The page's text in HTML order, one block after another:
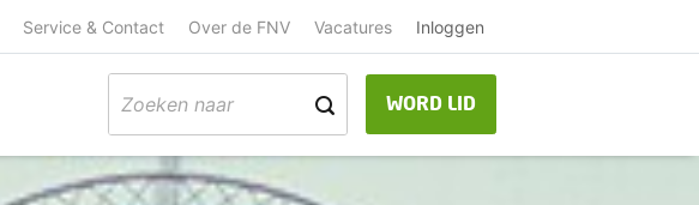
Service & Contact Over de FNV Vacatures Inloggen
WORD LID